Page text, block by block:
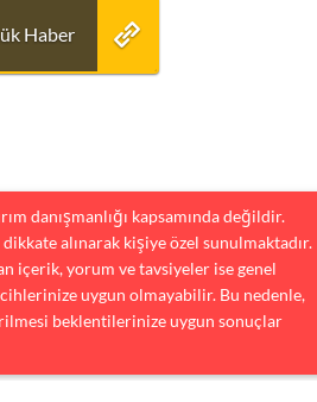
Haber
danışmanlığı kapsamında değildir.
alınarak kişiye özel sunulmaktadır.
içerik, yorum ve tavsiyeler ise genel
uygun olmayabilir. Bu nedenle,
beklentilerinize uygun sonuçlar